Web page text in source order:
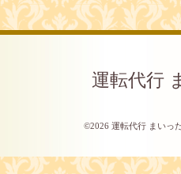
運転代行
©2026 運転代行 まいっ